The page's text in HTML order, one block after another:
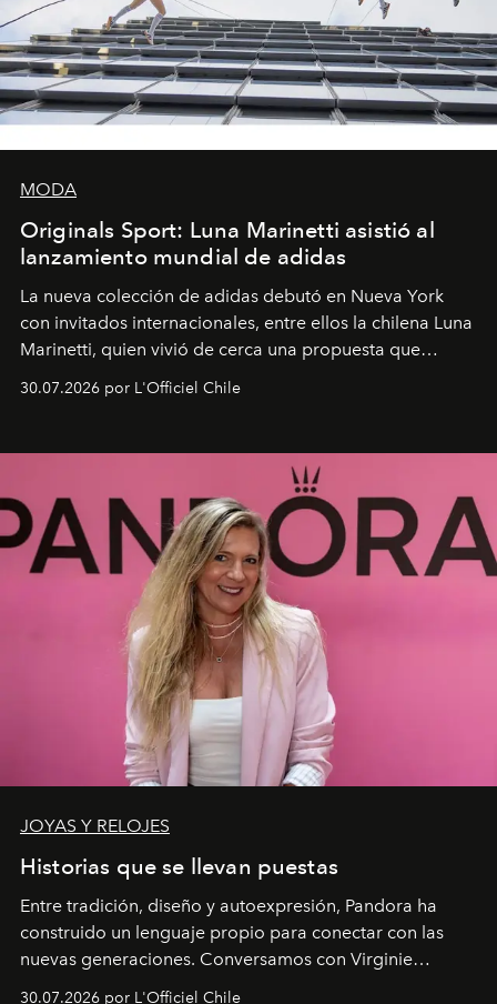
MODA
Originals Sport: Luna Marinetti asistió al
lanzamiento mundial de adidas
La nueva colección de adidas debutó en Nueva York
con invitados internacionales, entre ellos la chilena Luna
Marinetti, quien vivió de cerca una propuesta que
fusiona moda y rendimiento.
30.07.2026 por L'Officiel Chile
JOYAS Y RELOJES
Historias que se llevan puestas
Entre tradición, diseño y autoexpresión, Pandora ha
construido un lenguaje propio para conectar con las
nuevas generaciones. Conversamos con Virginie
Dubray, la responsable de marketing para
30.07.2026 por L'Officiel Chile